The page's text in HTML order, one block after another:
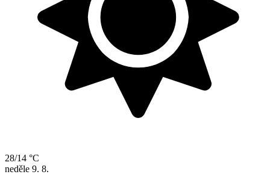
28/14 °C
neděle 9. 8.